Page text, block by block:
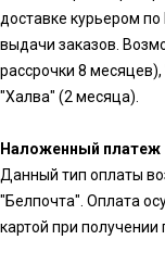
доставке курьером
выдачи заказов.
рассрочки 8
"Халва" (2 месяца).
Наложенный платеж
Данный тип оплаты
"Белпочта". Оплата
картой при получении